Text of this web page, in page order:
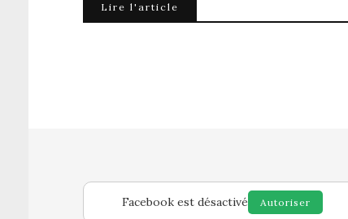
Lire l'article
Facebook est désactivé Autoriser